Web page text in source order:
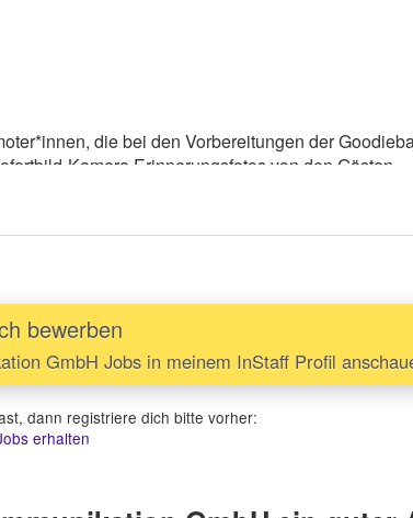
die bei den Vorbereitungen der
Kamera Erinnerungsfotos von den Gästen.
Hosenanzug wird gestellt.
bewerben
GmbH Jobs in meinem InStaff Profil
dann registriere dich bitte vorher:
erhalten